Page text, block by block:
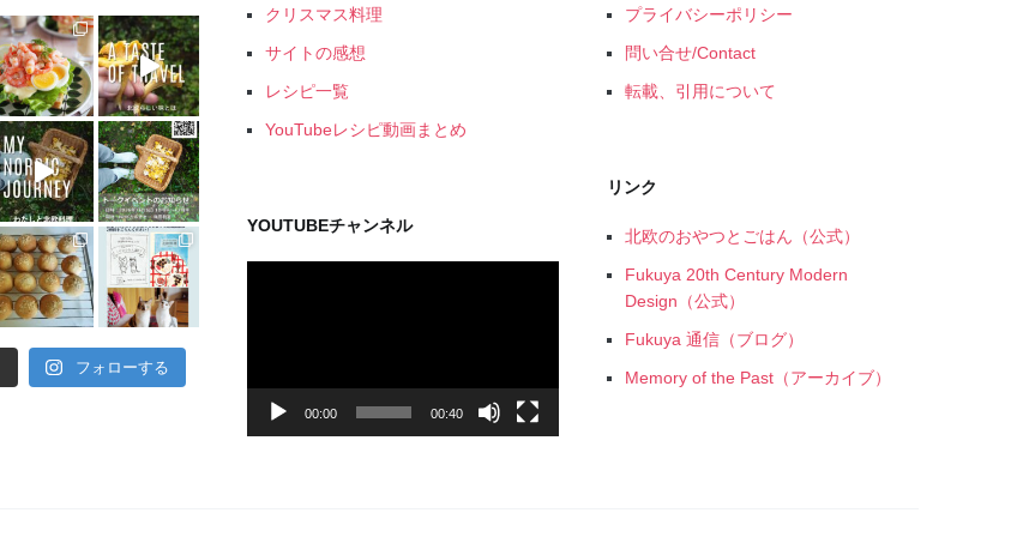
フォローする
クリスマス料理
サイトの感想
レシピ一覧
YouTubeレシピ動画まとめ
YOUTUBEチャンネル
00:00 00:40
プライバシーポリシー
問い合せ/Contact
転載、引用について
リンク
北欧のおやつとごはん（公式）
Fukuya 20th Century Modern
Design（公式）
Fukuya 通信（ブログ）
Memory of the Past（アーカイブ）